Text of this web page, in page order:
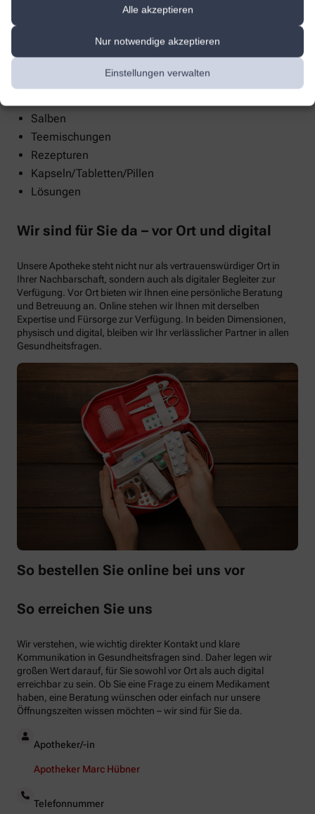
Alle akzeptieren
Nur notwendige akzeptieren
Einstellungen verwalten
Kompressionsstrümpfe
Salben
Teemischungen
Rezepturen
Kapseln/Tabletten/Pillen
Lösungen
Wir sind für Sie da – vor Ort und digital
Unsere Apotheke steht nicht nur als vertrauenswürdiger Ort in
Ihrer Nachbarschaft, sondern auch als digitaler Begleiter zur
Verfügung. Vor Ort bieten wir Ihnen eine persönliche Beratung
und Betreuung an. Online stehen wir Ihnen mit derselben
Expertise und Fürsorge zur Verfügung. In beiden Dimensionen,
physisch und digital, bleiben wir Ihr verlässlicher Partner in allen
Gesundheitsfragen.
So bestellen Sie online bei uns vor
So erreichen Sie uns
Wir verstehen, wie wichtig direkter Kontakt und klare
Kommunikation in Gesundheitsfragen sind. Daher legen wir
großen Wert darauf, für Sie sowohl vor Ort als auch digital
erreichbar zu sein. Ob Sie eine Frage zu einem Medikament
haben, eine Beratung wünschen oder einfach nur unsere
Öffnungszeiten wissen möchten – wir sind für Sie da.
Apotheker/-in
Apotheker Marc Hübner
Telefonnummer